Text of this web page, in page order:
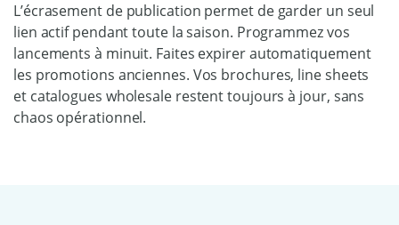
L’écrasement de publication permet de garder un seul
lien actif pendant toute la saison. Programmez vos
lancements à minuit. Faites expirer automatiquement
les promotions anciennes. Vos brochures, line sheets
et catalogues wholesale restent toujours à jour, sans
chaos opérationnel.